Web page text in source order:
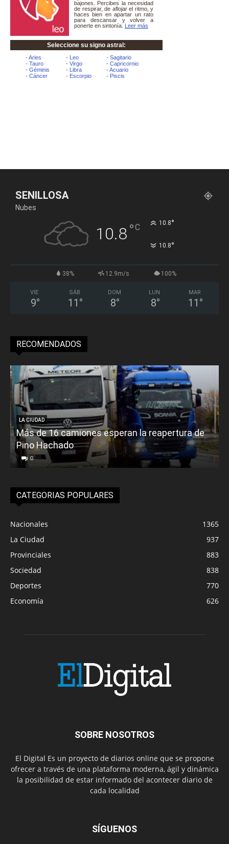
SENILLOSA
Nubes
10.8°C 10.8°
10.8°
38% 12.9m/s 100%
VIE
9°
SÁB
11 °
DOM
8°
LUN
8°
MAR
11 °
RECOMENDADOS
LA CIUDAD
Más de 16 camiones esperan la reapertura de
Pino Hachado
0
CATEGORIAS POPULARES
Nacionales
1365
La Ciudad
937
Provinciales
883
Sociedad
838
Deportes
770
Economía
626
SOBRE NOSOTROS
El Digital Es un proyecto de diarios online que se propone
ofrecer a través de una plataforma moderna, ágil y dinámica
la posibilidad de estar informado del acontecer diario de
cada localidad
SÍGUENOS